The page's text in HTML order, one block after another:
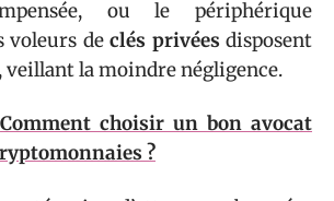
ou le périphérique
voleurs de clés privées disposent
veillant la moindre négligence.
Comment choisir un bon avocat
?